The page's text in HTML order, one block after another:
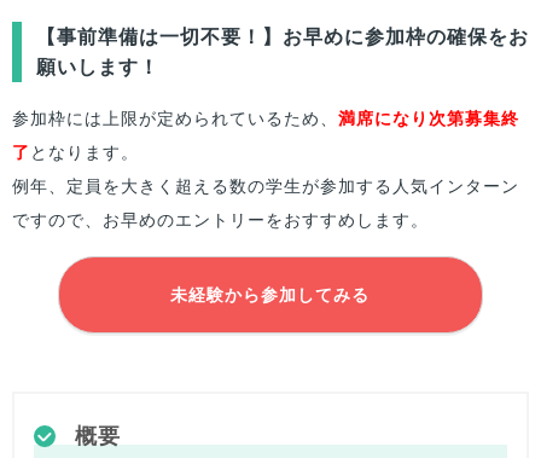
【事前準備は一切不要！】お早めに参加枠の確保をお
願いします！
参加枠には上限が定められているため、 満席になり次第募集終
了 となります。
例年、定員を大きく超える数の学生が参加する人気インターン
ですので、お早めのエントリーをおすすめします。
未経験から参加してみる
概要